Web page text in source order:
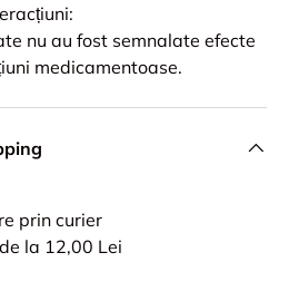
nu au fost semnalate efecte
medicamentoase.
prin curier
la 12,00 Lei